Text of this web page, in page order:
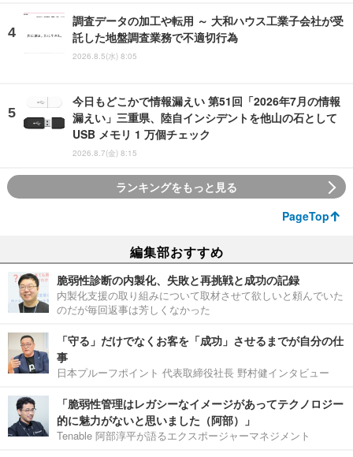
調査データの加工や転用 ～ 大和ハウス工業子会社が受
託した地盤調査業務で不適切行為
2026.8.5(水) 8:05
今日もどこかで情報漏えい 第51回「2026年7月の情報
漏えい」三重県、陸自インシデントを他山の石として
USB メモリ 1 万個チェック
2026.8.7(金) 8:15
ランキングをもっと見る
PageTop
編集部おすすめ
脆弱性診断の内製化、失敗と再挑戦と成功の記録
内製化支援の取り組みについて取材させて欲しいと頼んでいた
のだが毎回返事は芳しくなかった
「守る」だけでなくお客を「成功」させるまでが自分の仕
事
日本プルーフポイント 代表取締役社長 野村健インタビュー
「脆弱性管理はレガシーなイメージがあってテクノロジー
的に魅力がないと思いました（阿部）」
Tenable 阿部淳平が語るエクスポージャーマネジメント